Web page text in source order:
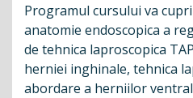
Programul cursului va
anatomie endoscopica a
de tehnica laproscopica
herniei inghinale, tehnica
abordare a herniilor